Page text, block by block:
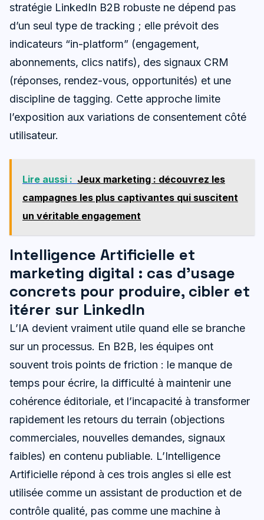
stratégie LinkedIn B2B robuste ne dépend pas
d’un seul type de tracking ; elle prévoit des
indicateurs “in-platform” (engagement,
abonnements, clics natifs), des signaux CRM
(réponses, rendez-vous, opportunités) et une
discipline de tagging. Cette approche limite
l’exposition aux variations de consentement côté
utilisateur.
Lire aussi : Jeux marketing : découvrez les
campagnes les plus captivantes qui suscitent
un véritable engagement
Intelligence Artificielle et
marketing digital : cas d’usage
concrets pour produire, cibler et
itérer sur LinkedIn
L’IA devient vraiment utile quand elle se branche
sur un processus. En B2B, les équipes ont
souvent trois points de friction : le manque de
temps pour écrire, la difficulté à maintenir une
cohérence éditoriale, et l’incapacité à transformer
rapidement les retours du terrain (objections
commerciales, nouvelles demandes, signaux
faibles) en contenu publiable. L’Intelligence
Artificielle répond à ces trois angles si elle est
utilisée comme un assistant de production et de
contrôle qualité, pas comme une machine à